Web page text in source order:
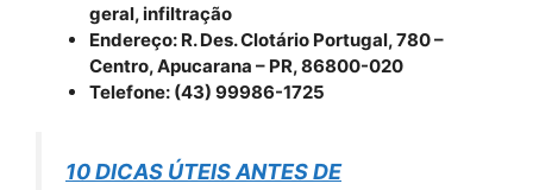
geral, infiltração
Endereço: R. Des. Clotário Portugal, 780 –
Centro, Apucarana – PR, 86800-020
Telefone: (43) 99986-1725
10 DICAS ÚTEIS ANTES DE